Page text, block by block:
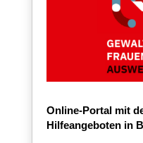
Online-Portal mit
Hilfeangeboten in